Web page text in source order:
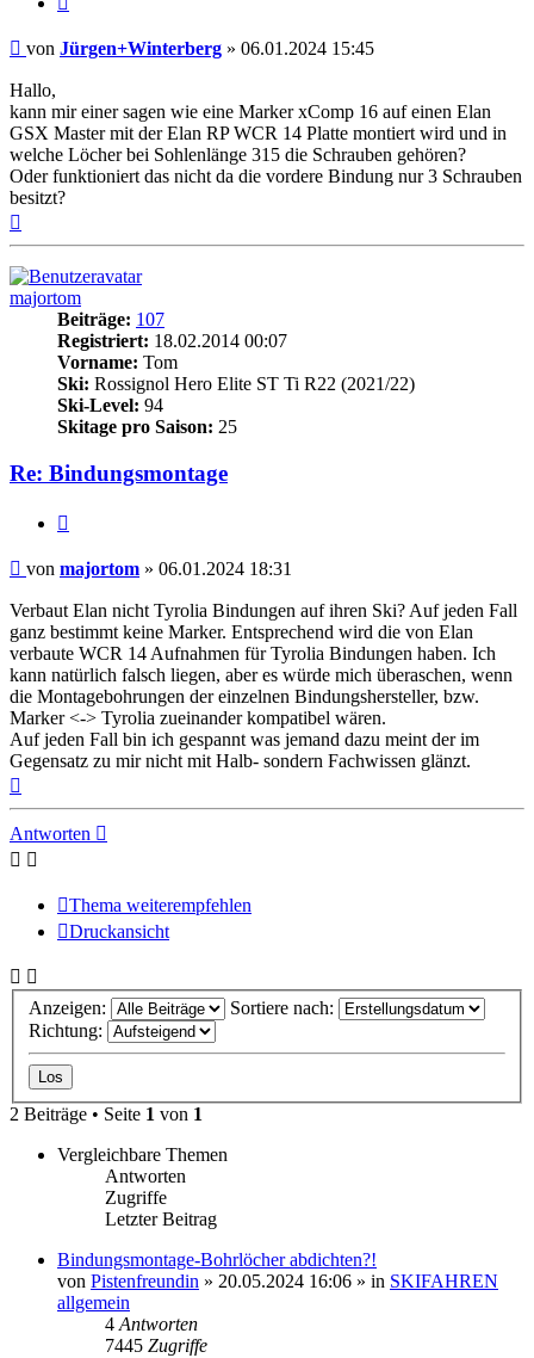
Beitrag
von Jürgen+Winterberg » 06.01.2024 15:45
Hallo,
kann mir einer sagen wie eine Marker xComp 16 auf einen Elan
GSX Master mit der Elan RP WCR 14 Platte montiert wird und in
welche Löcher bei Sohlenlänge 315 die Schrauben gehören?
Oder funktioniert das nicht da die vordere Bindung nur 3 Schrauben
besitzt?
oben
majortom
Beiträge: 107
Registriert: 18.02.2014 00:07
Vorname: Tom
Ski: Rossignol Hero Elite ST Ti R22 (2021/22)
Ski-Level: 94
Skitage pro Saison: 25
Re: Bindungsmontage
Beitrag
von majortom » 06.01.2024 18:31
Verbaut Elan nicht Tyrolia Bindungen auf ihren Ski? Auf jeden Fall
ganz bestimmt keine Marker. Entsprechend wird die von Elan
verbaute WCR 14 Aufnahmen für Tyrolia Bindungen haben. Ich
kann natürlich falsch liegen, aber es würde mich überaschen, wenn
die Montagebohrungen der einzelnen Bindungshersteller, bzw.
Marker <-> Tyrolia zueinander kompatibel wären.
Auf jeden Fall bin ich gespannt was jemand dazu meint der im
Gegensatz zu mir nicht mit Halb- sondern Fachwissen glänzt.
Antworten
Thema weiterempfehlen
Druckansicht
Anzeigen:
Sortiere nach:
Richtung:
2 Beiträge • Seite 1 von 1
Vergleichbare Themen
Antworten
Zugriffe
Letzter Beitrag
Bindungsmontage-Bohrlöcher abdichten?!
von Pistenfreundin » 20.05.2024 16:06 » in SKIFAHREN
allgemein
4Antworten
7445 Zugriffe